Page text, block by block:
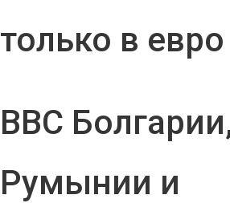
только в евро
ВВС
Румынии и